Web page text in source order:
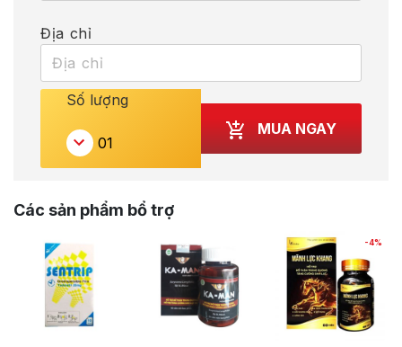
Địa chỉ
Số lượng
MUA NGAY
Các sản phẩm bổ trợ
-4%